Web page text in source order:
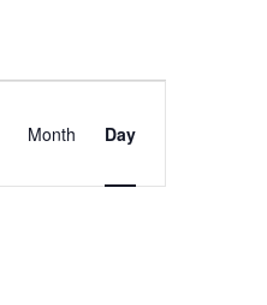
Month Day